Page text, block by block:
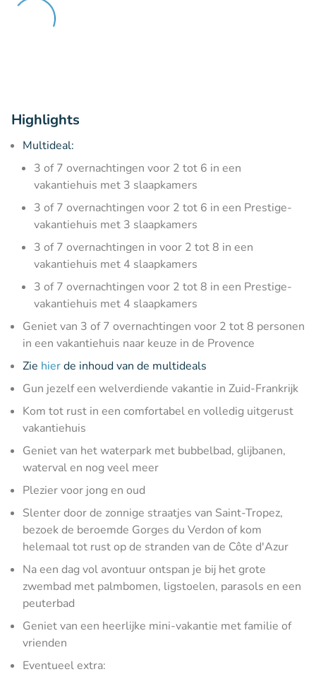
Highlights
Multideal:
3 of 7 overnachtingen voor 2 tot 6 in een
vakantiehuis met 3 slaapkamers
3 of 7 overnachtingen voor 2 tot 6 in een Prestige-
vakantiehuis met 3 slaapkamers
3 of 7 overnachtingen in voor 2 tot 8 in een
vakantiehuis met 4 slaapkamers
3 of 7 overnachtingen voor 2 tot 8 in een Prestige-
vakantiehuis met 4 slaapkamers
Geniet van 3 of 7 overnachtingen voor 2 tot 8 personen
in een vakantiehuis naar keuze in de Provence
Zie hierde inhoud van de multideals
Gun jezelf een welverdiende vakantie in Zuid-Frankrijk
Kom tot rust in een comfortabel en volledig uitgerust
vakantiehuis
Geniet van het waterpark met bubbelbad, glijbanen,
waterval en nog veel meer
Plezier voor jong en oud
Slenter door de zonnige straatjes van Saint-Tropez,
bezoek de beroemde Gorges du Verdon of kom
helemaal tot rust op de stranden van de Côte d'Azur
Na een dag vol avontuur ontspan je bij het grote
zwembad met palmbomen, ligstoelen, parasols en een
peuterbad
Geniet van een heerlijke mini-vakantie met familie of
vrienden
Eventueel extra: